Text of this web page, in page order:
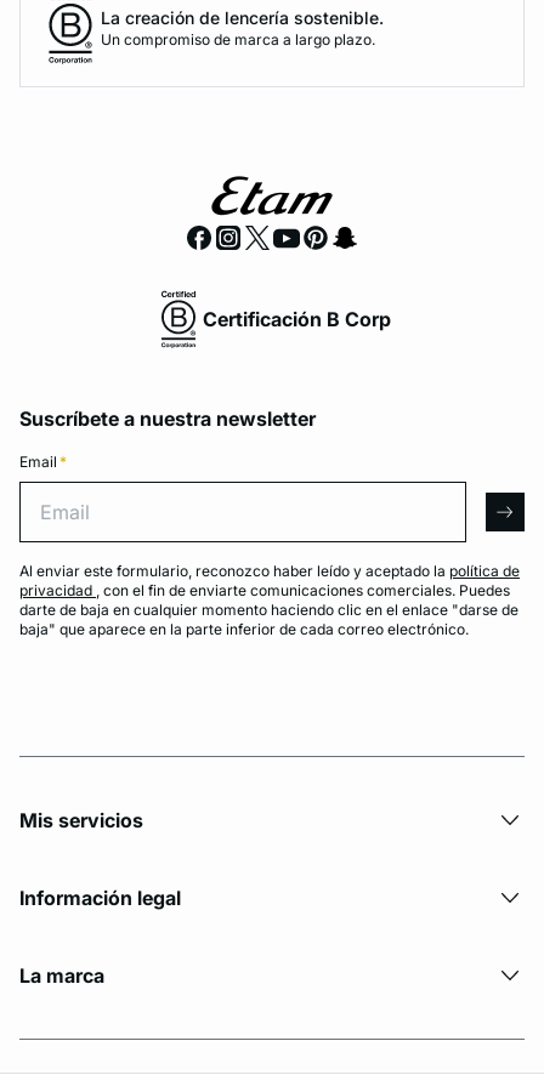
La creación de lencería sostenible.
Un compromiso de marca a largo plazo.
Certificación B Corp
Suscríbete a nuestra newsletter
Email *
Al enviar este formulario, reconozco haber leído y aceptado la política de
privacidad , con el fin de enviarte comunicaciones comerciales. Puedes
darte de baja en cualquier momento haciendo clic en el enlace "darse de
baja" que aparece en la parte inferior de cada correo electrónico.
Mis servicios
Información legal
La marca